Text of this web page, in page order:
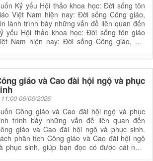
Kỷ yếu Hội thảo khoa học: Đời sống tôn
Việt Nam hiện nay: Đời sống Công giáo,
lành trình bày những vấn đề liên quan đến
yếu Hội thảo khoa học: Đời sống tôn giáo
Nam hiện nay: Đời sống Công giáo, Tin
sống tôn giáo Việt Nam hiện nay: Đời sống
giáo, Tin lành, giúp bạn đọc có được cái
toàn diện và sâu sắc hơn về lĩnh vực này.
nắm rõ nội dung cụ thể, bạn đọc có thể tìm
sách để đọc
giáo và Cao đài hội ngộ và phục
11:00 06/06/2026
Công giáo và Cao đài hội ngộ và phục
trình bày những vấn đề liên quan đến
giáo và Cao đài hội ngộ và phục sinh.
phân tích Công giáo và Cao đài hội ngộ
phục sinh, giúp bạn đọc có được cái nhìn